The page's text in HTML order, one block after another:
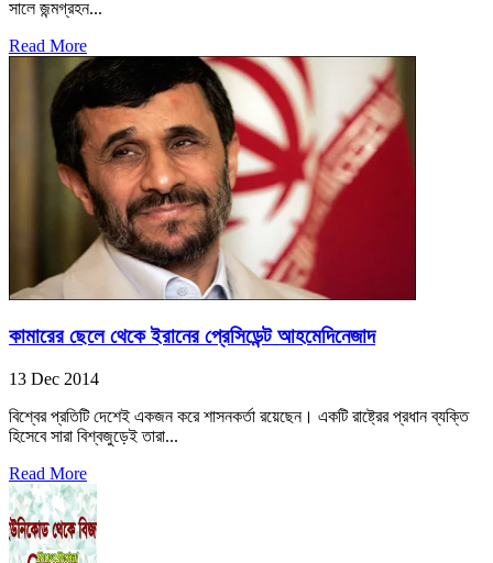
সালে জন্মগ্রহন...
Read More
কামারের ছেলে থেকে ইরানের প্রেসিডেন্ট আহমেদিনেজাদ
13 Dec 2014
বিশ্বের প্রতিটি দেশেই একজন করে শাসনকর্তা রয়েছেন। একটি রাষ্ট্রের প্রধান ব্যক্তি
হিসেবে সারা বিশ্বজুড়েই তারা...
Read More